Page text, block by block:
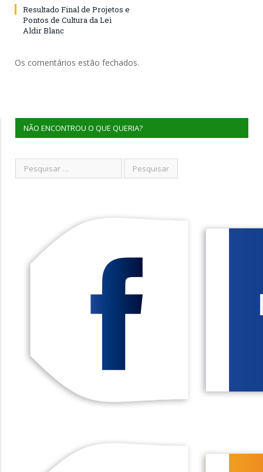
Resultado Final de Projetos e
Pontos de Cultura da Lei
Aldir Blanc
Os comentários estão fechados.
NÃO ENCONTROU O QUE QUERIA?